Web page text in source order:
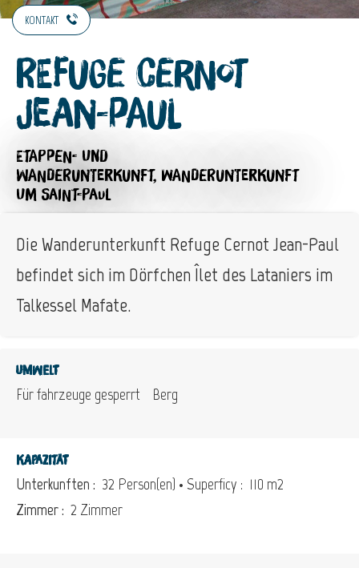
KONTAKT
Refuge Cernot
Jean-Paul
ETAPPEN- UND
WANDERUNTERKUNFT, WANDERUNTERKUNFT
UM SAINT-PAUL
Die Wanderunterkunft Refuge Cernot Jean-Paul
befindet sich im Dörfchen Îlet des Lataniers im
Talkessel Mafate.
Umwelt
Für fahrzeuge gesperrt Berg
Kapazität
Unterkunften : 32 Person(en) • Superficy : 110 m2
Zimmer : 2 Zimmer